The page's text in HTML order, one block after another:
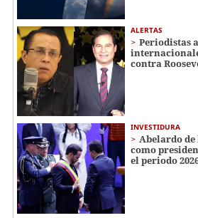
ALERTAS
Periodistas
contra
INVESTIDURA
Abelardo
como
el periodo